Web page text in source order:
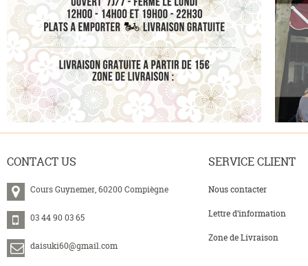
CONTACTUS
Cours Guynemer, 60200 Compiègne
03 44 90 03 65
daisuki60@gmail.com
SERVICECLIENT
Nous contacter
Lettre d’information
Zone de Livraison